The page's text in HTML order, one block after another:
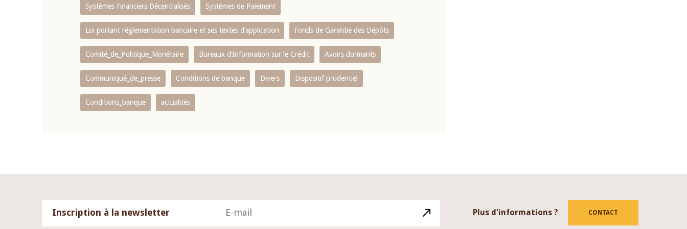
Systèmes Financiers Décentralisés Systèmes de Paiement
Loi portant réglementation bancaire et ses textes d’application Fonds de Garantie des Dépôts
Comité_de_Politique_Monétaire Bureaux d’Information sur le Crédit Avoirs dormants
Communiqué_de_presse Conditions de banque Divers Dispositif prudentiel
Conditions_banque actualités
Inscription à la newsletter Plus d'informations ? CONTACT